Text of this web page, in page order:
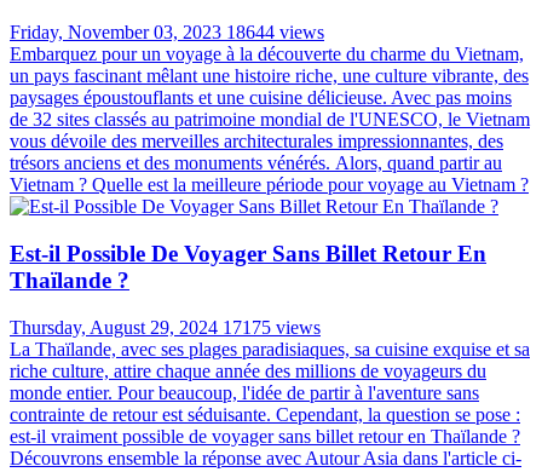
Friday, November 03, 2023 18644 views
Embarquez pour un voyage à la découverte du charme du Vietnam,
un pays fascinant mêlant une histoire riche, une culture vibrante, des
paysages époustouflants et une cuisine délicieuse. Avec pas moins
de 32 sites classés au patrimoine mondial de l'UNESCO, le Vietnam
vous dévoile des merveilles architecturales impressionnantes, des
trésors anciens et des monuments vénérés. Alors, quand partir au
Vietnam ? Quelle est la meilleure période pour voyage au Vietnam ?
Est-il Possible De Voyager Sans Billet Retour En
Thaïlande ?
Thursday, August 29, 2024 17175 views
La Thaïlande, avec ses plages paradisiaques, sa cuisine exquise et sa
riche culture, attire chaque année des millions de voyageurs du
monde entier. Pour beaucoup, l'idée de partir à l'aventure sans
contrainte de retour est séduisante. Cependant, la question se pose :
est-il vraiment possible de voyager sans billet retour en Thaïlande ?
Découvrons ensemble la réponse avec Autour Asia dans l'article ci-